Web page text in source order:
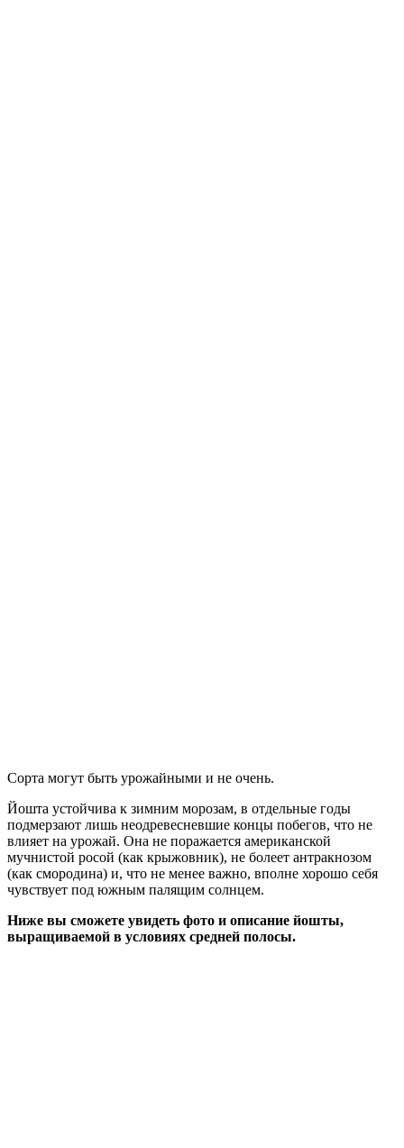
Сорта могут быть урожайными и не очень.
Йошта устойчива к зимним морозам, в отдельные годы
подмерзают лишь неодревесневшие концы побегов, что не
влияет на урожай. Она не поражается американской
мучнистой росой (как крыжовник), не болеет антракнозом
(как смородина) и, что не менее важно, вполне хорошо себя
чувствует под южным палящим солнцем.
Ниже вы сможете увидеть фото и описание йошты,
выращиваемой в условиях средней полосы.